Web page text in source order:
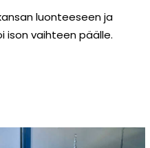
luonteeseen ja
ison vaihteen päälle.